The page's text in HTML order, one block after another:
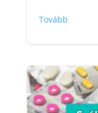
Tovább